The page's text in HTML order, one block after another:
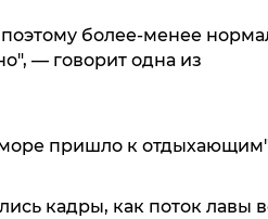
более-менее
— говорит одна из
пришло к
кадры, как поток лавы